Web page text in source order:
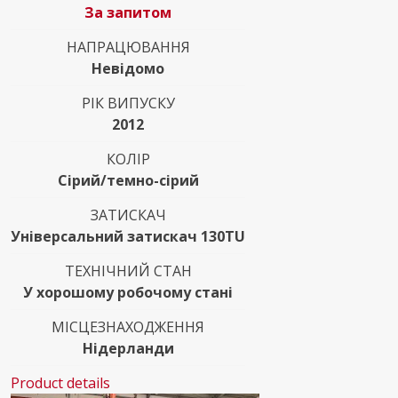
За запитом
НАПРАЦЮВАННЯ
Невідомо
РІК ВИПУСКУ
2012
КОЛІР
Сірий/темно-сірий
ЗАТИСКАЧ
Універсальний затискач 130TU
ТЕХНІЧНИЙ СТАН
У хорошому робочому стані
МІСЦЕЗНАХОДЖЕННЯ
Нідерланди
Product details